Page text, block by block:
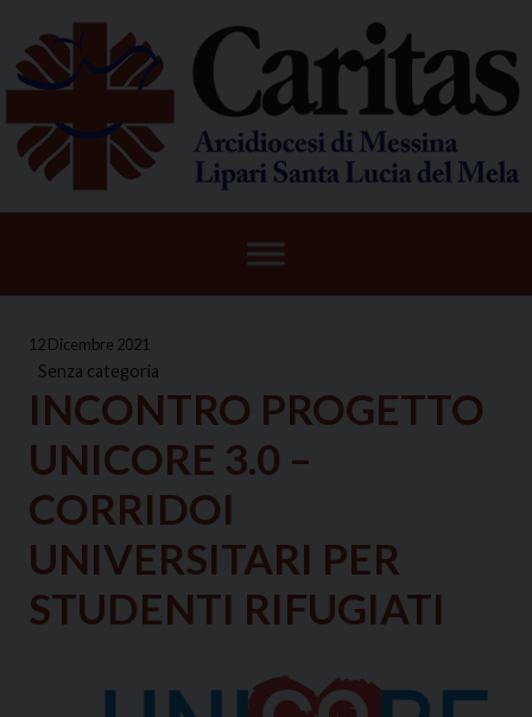
content
12 Dicembre 2021
Senza categoria
INCONTRO PROGETTO
UNICORE 3.0 –
CORRIDOI
UNIVERSITARI PER
STUDENTI RIFUGIATI